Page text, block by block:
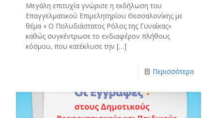
Μεγάλη επιτυχία γνώρισε η εκδήλωση του
Επαγγελματικού Επιμελητηρίου Θεσσαλονίκης με
θέμα « Ο Πολυδιάστατος Ρόλος της Γυναίκας»
καθώς συγκέντρωσε το ενδιαφέρον πλήθους
κόσμου, που κατέκλυσε την […]
Περισσότερα